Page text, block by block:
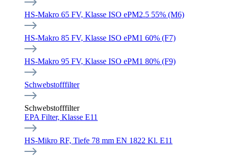
HS-Makro 65 FV, Klasse ISO ePM2.5 55% (M6)
HS-Makro 85 FV, Klasse ISO ePM1 60% (F7)
HS-Makro 95 FV, Klasse ISO ePM1 80% (F9)
Schwebstofffilter
Schwebstofffilter
EPA Filter, Klasse E11
HS-Mikro RF, Tiefe 78 mm EN 1822 Kl. E11